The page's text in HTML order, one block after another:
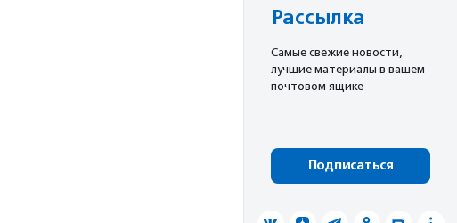
Рассылка
Cамые свежие новости,
лучшие материалы в вашем
почтовом ящике
Подписаться